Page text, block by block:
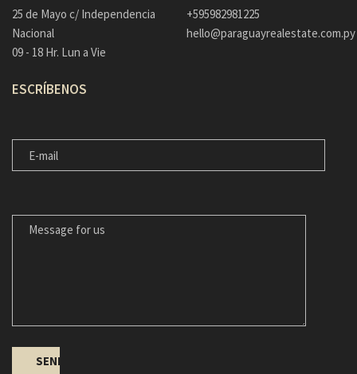
25 de Mayo c/ Independencia
Nacional
09 - 18 Hr. Lun a Vie
+595982981225
hello@paraguayrealestate.com.py
ESCRÍBENOS